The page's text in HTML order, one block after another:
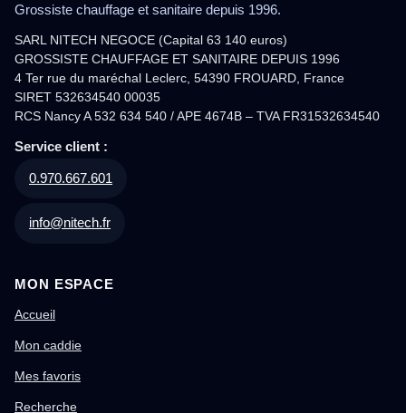
Grossiste chauffage et sanitaire depuis 1996.
SARL NITECH NEGOCE (Capital 63 140 euros)
GROSSISTE CHAUFFAGE ET SANITAIRE DEPUIS 1996
4 Ter rue du maréchal Leclerc, 54390 FROUARD, France
SIRET 532634540 00035
RCS Nancy A 532 634 540 / APE 4674B – TVA FR31532634540
Service client :
0.970.667.601
info@nitech.fr
MON ESPACE
Accueil
Mon caddie
Mes favoris
Recherche